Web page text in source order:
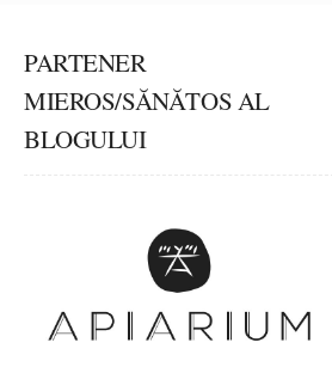
PARTENER
MIEROS/SĂNĂTOS AL
BLOGULUI